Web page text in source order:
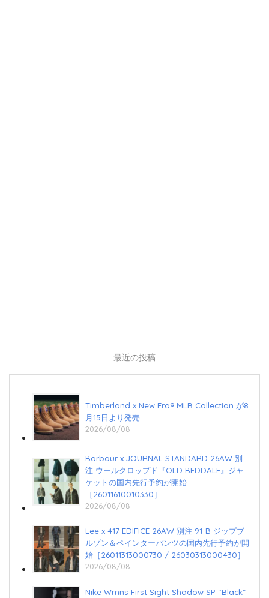
最近の投稿
Timberland x New Era®︎ MLB Collection が8
月15日より発売
2026/08/08
Barbour x JOURNAL STANDARD 26AW 別
注 ウールクロップド『OLD BEDDALE』ジャ
ケットの国内先行予約が開始
［26011610010330］
2026/08/08
Lee x 417 EDIFICE 26AW 別注 91-B ジップブ
ルゾン＆ペインターパンツの国内先行予約が開
始［26011313000730 / 26030313000430］
2026/08/08
Nike Wmns First Sight Shadow SP “Black”